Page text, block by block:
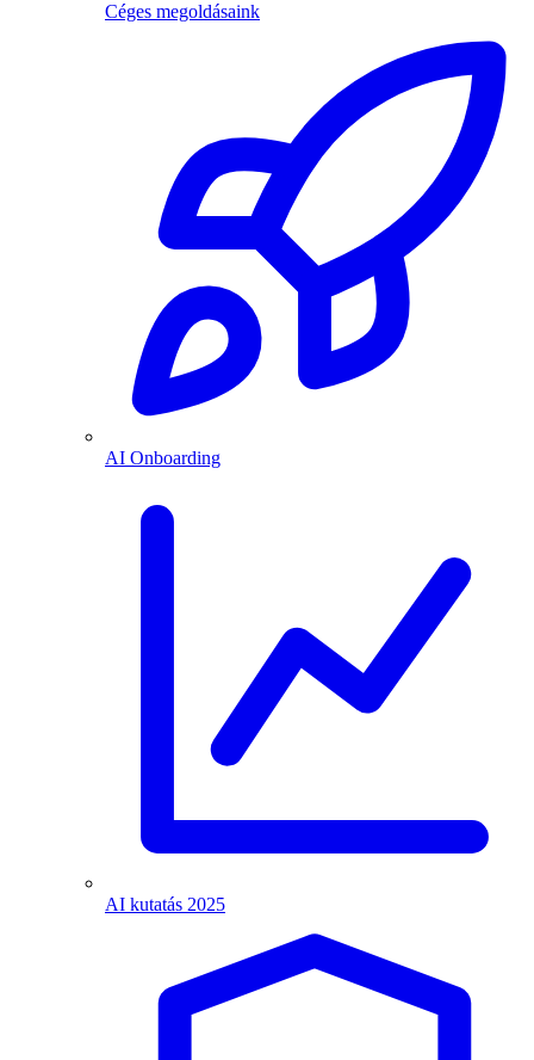
Céges megoldásaink
AI Onboarding
AI kutatás 2025